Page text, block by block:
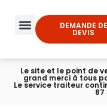
DEMANDE DE
DEVIS
Le site et le point de
grand merci à tous
Le service traiteur
87